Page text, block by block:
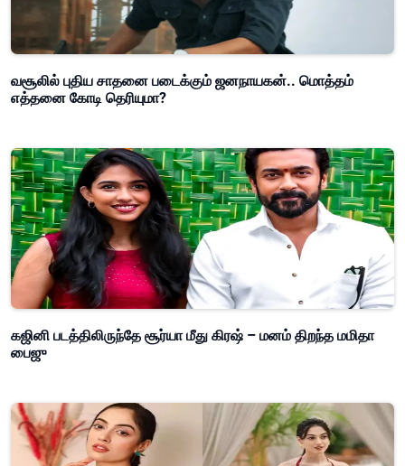
வசூலில் புதிய சாதனை படைக்கும் ஜனநாயகன்.. மொத்தம்
எத்தனை கோடி தெரியுமா?
கஜினி படத்திலிருந்தே சூர்யா மீது கிரஷ் – மனம் திறந்த மமிதா
பைஜு